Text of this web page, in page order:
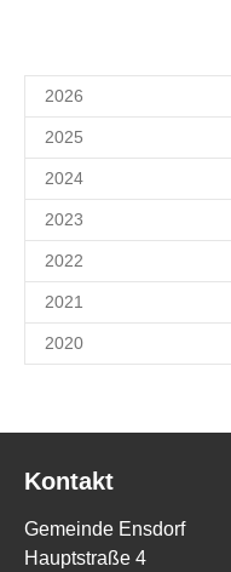
2026
2025
2024
2023
2022
2021
2020
Kontakt
Gemeinde Ensdorf
Hauptstraße 4